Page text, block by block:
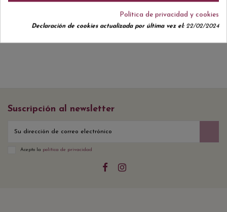
Suscripción al newsletter
Acepto la política de privacidad
Política de privacidad y cookies
Declaración de cookies actualizada por última vez el:22/02/2024